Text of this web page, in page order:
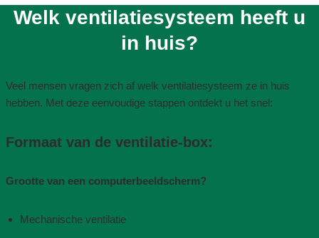
Welk ventilatiesysteem heeft u
in huis?​
Veel mensen vragen zich af welk ventilatiesysteem ze in huis
hebben. Met deze eenvoudige stappen ontdekt u het snel:
Formaat van de ventilatie-box​:
Grootte van een computerbeeldscherm?
Mechanische ventilatie​